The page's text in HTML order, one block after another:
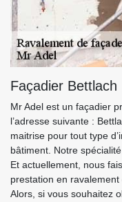
Façadier Bettlach
Mr Adel est un façadier
l’adresse suivante :
maitrise pour tout type
bâtiment. Notre
Et actuellement, nous
prestation en
Alors, si vous souhaitez